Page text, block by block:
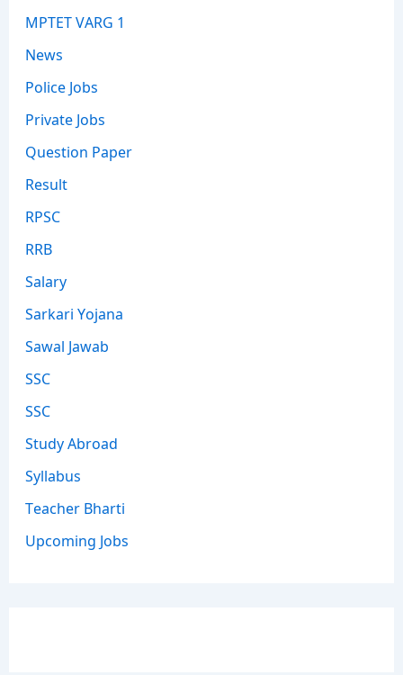
MPTET VARG 1
News
Police Jobs
Private Jobs
Question Paper
Result
RPSC
RRB
Salary
Sarkari Yojana
Sawal Jawab
SSC
SSC
Study Abroad
Syllabus
Teacher Bharti
Upcoming Jobs